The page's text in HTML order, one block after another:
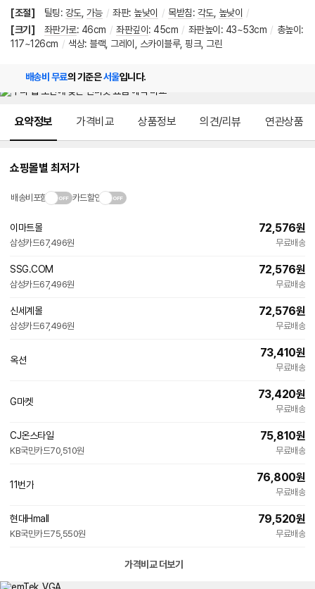
[조절] 틸팅: 강도 가능 / 좌판: 높낮이 / 목받침: 각도 높낮이
/
[크기]
좌판가로: 46cm / 좌판깊이 : 45cm / 좌판높이 : 43~53cm / 총높이 :
117~126cm / 색상: 블랙, 그레이, 스카이블루, 핑크, 그린
배송비 무료의 기준은서울입니다.
요약정보 가격비교 상품정보 의견/리뷰 연관상품
쇼핑몰별 최저가
배송비포함 카드할인
이마트몰
삼성카드67,496원
72,576원
무료배송
SSG.COM
삼성카드67,496원
72,576원
무료배송
신세계몰
삼성카드67,496원
72,576원
무료배송
옥션
73,410원
무료배송
G마켓
73,420원
무료배송
CJ온스타일
KB국민카드70,510원
75,810원
무료배송
11번가
76,800원
무료배송
현대Hmall
KB국민카드75,550원
79,520원
무료배송
가격비교 더보기